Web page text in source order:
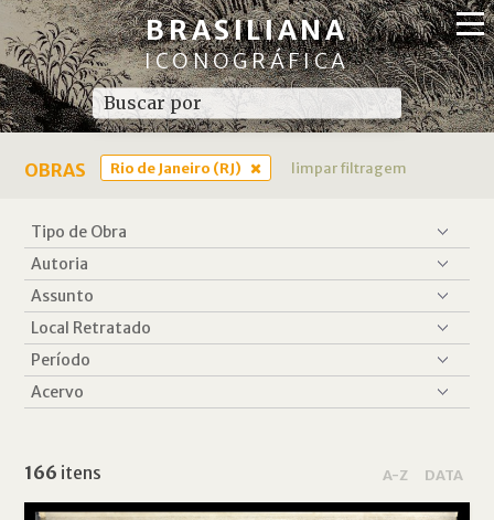
BRASILIANA
ICONOGRÁFICA
OBRAS Rio de Janeiro (RJ) limpar filtragem
166 itens A-Z DATA